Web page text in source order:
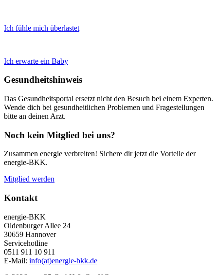
Ich fühle mich überlastet
Ich erwarte ein Baby
Gesundheitshinweis
Das Gesundheitsportal ersetzt nicht den Besuch bei einem Experten.
Wende dich bei gesundheitlichen Problemen und Fragestellungen
bitte an deinen Arzt.
Noch kein Mitglied bei uns?
Zusammen energie verbreiten! Sichere dir jetzt die Vorteile der
energie-BKK.
Mitglied werden
Kontakt
energie-BKK
Oldenburger Allee 24
30659 Hannover
Servicehotline
0511 911 10 911
E-Mail: info(at)energie-bkk.de